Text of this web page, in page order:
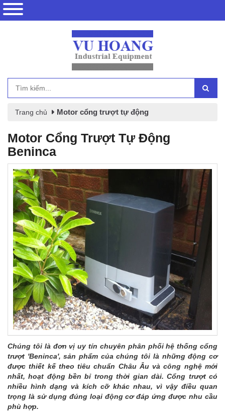
Trang chủ Motor cổng trượt tự động
Motor Cổng Trượt Tự Động
Beninca
Chúng tôi là đơn vị uy tín chuyên phân phối hệ thống cổng
trượt 'Beninca', sản phẩm của chúng tôi là những động cơ
được thiết kế theo tiêu chuẩn Châu Âu và công nghệ mới
nhất, hoạt động bền bỉ trong thời gian dài. Cổng trượt có
nhiều hình dạng và kích cỡ khác nhau, vì vậy điều quan
trọng là sử dụng đúng loại động cơ đáp ứng được nhu cầu
phù hợp.